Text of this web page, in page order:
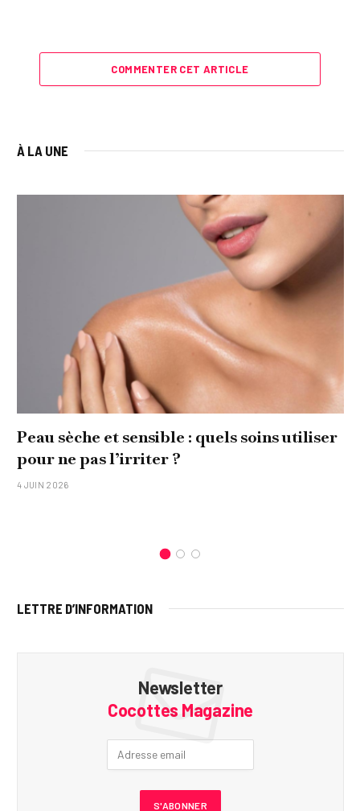
COMMENTER CET ARTICLE
À LA UNE
Peau sèche et sensible : quels soins utiliser
pour ne pas l’irriter ?
4 JUIN 2026
LETTRE D’INFORMATION
Newsletter
Cocottes Magazine